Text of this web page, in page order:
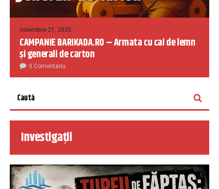
noiembrie 21, 2025
CAMPANIE BARIKADA.RO – Armata cu cai de lemn
și generali de carton
0 Comentariu
Investigații